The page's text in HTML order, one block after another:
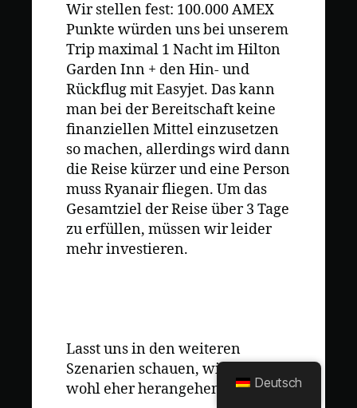
Wir stellen fest: 100.000 AMEX
Punkte würden uns bei unserem
Trip maximal 1 Nacht im Hilton
Garden Inn + den Hin- und
Rückflug mit Easyjet. Das kann
man bei der Bereitschaft keine
finanziellen Mittel einzusetzen
so machen, allerdings wird dann
die Reise kürzer und eine Person
muss Ryanair fliegen. Um das
Gesamtziel der Reise über 3 Tage
zu erfüllen, müssen wir leider
mehr investieren.
Lasst uns in den weiteren
Szenarien schauen, wie wir hier
wohl eher herangehen müssen.
Deutsch